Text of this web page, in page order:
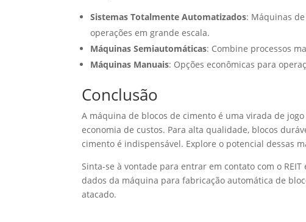
Sistemas Totalmente Automatizados: Máquinas
operações em grande escala.
Máquinas Semiautomáticas: Combine processos
Máquinas Manuais: Opções econômicas para
Conclusão
A máquina de blocos de cimento é uma virada de
economia de custos. Para alta qualidade, blocos
cimento é indispensável. Explore o potencial dessas
Sinta-se à vontade para entrar em contato com o REIT
dados da máquina para fabricação automática de
atacado.